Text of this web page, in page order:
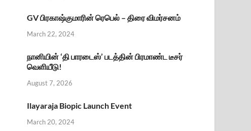
GV பிரகாஷ்குமாரின் ரெபெல் – திரை விமர்சனம்
March 22, 2024
நானியின் ‘தி பாரடைஸ்’ படத்தின் பிரமாண்ட டீசர்
வெளியீடு!
August 7, 2026
Ilayaraja Biopic Launch Event
March 20, 2024